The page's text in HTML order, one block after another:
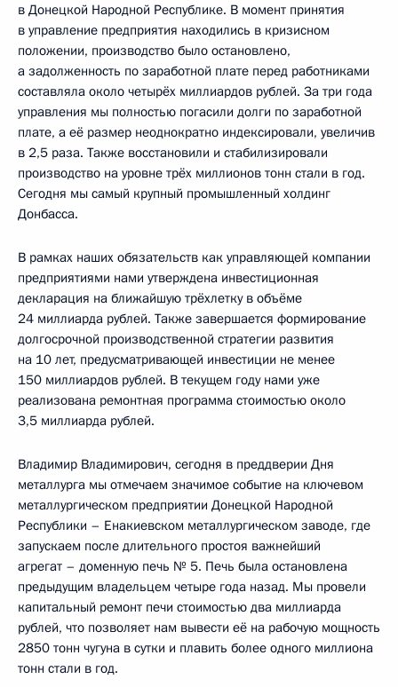
в Донецкой Народной Республике. В момент принятия
в управление предприятия находились в кризисном
положении, производство было остановлено,
а задолженность по заработной плате перед работниками
составляла около четырёх миллиардов рублей. За три года
управления мы полностью погасили долги по заработной
плате, а её размер неоднократно индексировали, увеличив
в 2,5 раза. Также восстановили и стабилизировали
производство на уровне трёх миллионов тонн стали в год.
Сегодня мы самый крупный промышленный холдинг
Донбасса.
В рамках наших обязательств как управляющей компании
предприятиями нами утверждена инвестиционная
декларация на ближайшую трёхлетку в объёме
24 миллиарда рублей. Также завершается формирование
долгосрочной производственной стратегии развития
на 10 лет, предусматривающей инвестиции не менее
150 миллиардов рублей. В текущем году нами уже
реализована ремонтная программа стоимостью около
3,5 миллиарда рублей.
Владимир Владимирович, сегодня в преддверии Дня
металлурга мы отмечаем значимое событие на ключевом
металлургическом предприятии Донецкой Народной
Республики – Енакиевском металлургическом заводе, где
запускаем после длительного простоя важнейший
агрегат – доменную печь № 5. Печь была остановлена
предыдущим владельцем четыре года назад. Мы провели
капитальный ремонт печи стоимостью два миллиарда
рублей, что позволяет нам вывести её на рабочую мощность
2850 тонн чугуна в сутки и плавить более одного миллиона
тонн стали в год.